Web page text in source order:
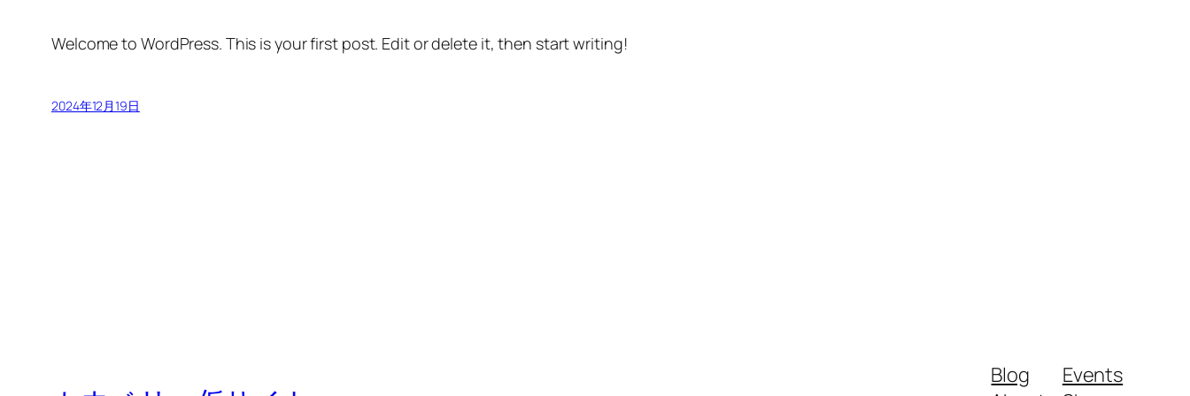
Welcome to WordPress. This is your first post. Edit or delete it, then start writing!
2024年12月19日
Blog
Events